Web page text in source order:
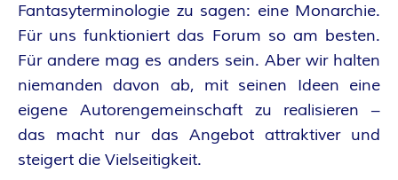
Fantasyterminologie zu sagen: eine Monarchie.
Für uns funktioniert das Forum so am besten.
Für andere mag es anders sein. Aber wir halten
niemanden davon ab, mit seinen Ideen eine
eigene Autorengemeinschaft zu realisieren –
das macht nur das Angebot attraktiver und
steigert die Vielseitigkeit.